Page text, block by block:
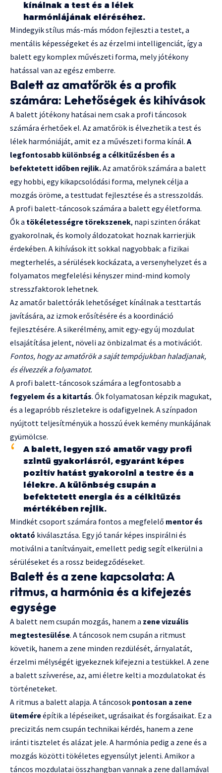
kínálnak a test és a lélek
harmóniájának eléréséhez.
Mindegyik stílus más-más módon fejleszti a testet, a
mentális képességeket és az érzelmi intelligenciát, így a
balett egy komplex művészeti forma, mely jótékony
hatással van az egész emberre.
Balett az amatőrök és a profik
számára: Lehetőségek és kihívások
A balett jótékony hatásai nem csak a profi táncosok
számára érhetőek el. Az amatőrök is élvezhetik a test és
lélek harmóniáját, amit ez a művészeti forma kínál. A
legfontosabb különbség a célkitűzésben és a
befektetett időben rejlik.Az amatőrök számára a balett
egy hobbi, egy kikapcsolódási forma, melynek célja a
mozgás öröme, a testtudat fejlesztése és a stresszoldás.
A profi balett-táncosok számára a balett egy életforma.
Ők a tökéletességre törekszenek, napi szinten órákat
gyakorolnak, és komoly áldozatokat hoznak karrierjük
érdekében. A kihívások itt sokkal nagyobbak: a fizikai
megterhelés, a sérülések kockázata, a versenyhelyzet és a
folyamatos megfelelési kényszer mind-mind komoly
stresszfaktorok lehetnek.
Az amatőr balettórák lehetőséget kínálnak a testtartás
javítására, az izmok erősítésére és a koordináció
fejlesztésére. A sikerélmény, amit egy-egy új mozdulat
elsajátítása jelent, növeli az önbizalmat és a motivációt.
Fontos, hogy az amatőrök a saját tempójukban haladjanak,
és élvezzék a folyamatot.
A profi balett-táncosok számára a legfontosabb a
fegyelem és a kitartás. Ők folyamatosan képzik magukat,
és a legapróbb részletekre is odafigyelnek. A színpadon
nyújtott teljesítményük a hosszú évek kemény munkájának
gyümölcse.
A balett, legyen szó amatőr vagy profi
szintű gyakorlásról, egyaránt képes
pozitív hatást gyakorolni a testre és a
lélekre. A különbség csupán a
befektetett energia és a célkitűzés
mértékében rejlik.
Mindkét csoport számára fontos a megfelelő mentor és
oktató kiválasztása. Egy jó tanár képes inspirálni és
motiválni a tanítványait, emellett pedig segít elkerülni a
sérüléseket és a rossz beidegződéseket.
Balett és a zene kapcsolata: A
ritmus, a harmónia és a kifejezés
egysége
A balett nem csupán mozgás, hanem a zene vizuális
megtestesülése. A táncosok nem csupán a ritmust
követik, hanem a zene minden rezdülését, árnyalatát,
érzelmi mélységét igyekeznek kifejezni a testükkel. A zene
a balett szívverése, az, ami életre kelti a mozdulatokat és
történeteket.
A ritmus a balett alapja. A táncosok pontosan a zene
üteméreépítik a lépéseiket, ugrásaikat és forgásaikat. Ez a
precizitás nem csupán technikai kérdés, hanem a zene
iránti tisztelet és alázat jele. A harmónia pedig a zene és a
mozgás közötti tökéletes egyensúlyt jelenti. Amikor a
táncos mozdulatai összhangban vannak a zene dallamával